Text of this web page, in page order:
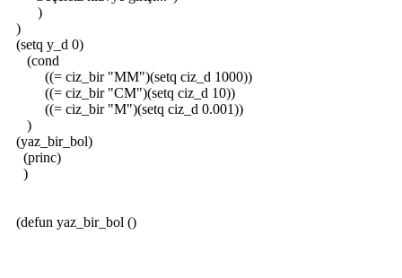
)
)
(setq y_d 0)
(cond
((= ciz_bir "MM")(setq ciz_d 1000))
((= ciz_bir "CM")(setq ciz_d 10))
((= ciz_bir "M")(setq ciz_d 0.001))
)
(yaz_bir_bol)
(princ)
)
(defun yaz_bir_bol ()